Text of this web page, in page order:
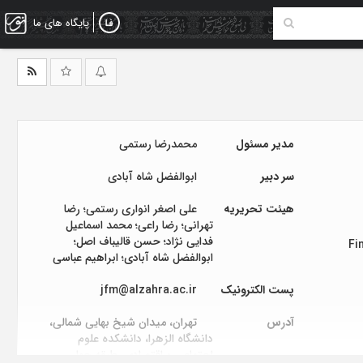
پایگاه های ما
مدیر مسئول
محمدرضا رستمی
سر دبیر
ابوالفضل شاه آبادی
هیئت تحریریه
علی اصغر انواری رستمی؛ رضا
تهرانی؛ رضا راعی؛ محمد اسماعیل
فدایی نژاد؛ حسن قالیباف اصل؛
ابوالفضل شاه آبادی؛ ابراهیم عباسی
پست الکترونیک
jfm@alzahra.ac.ir
آدرس
تهران، میدان شیخ بهایی شمالی،
دانشگاه الزهرا، دانشکده علوم